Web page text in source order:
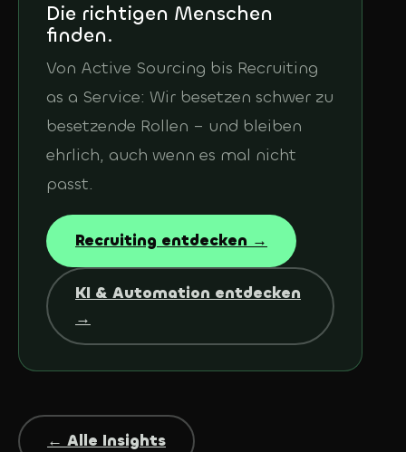
Die richtigen Menschen
finden.
Von Active Sourcing bis Recruiting
as a Service: Wir besetzen schwer zu
besetzende Rollen – und bleiben
ehrlich, auch wenn es mal nicht
passt.
Recruiting entdecken →
KI & Automation entdecken
→
← Alle Insights